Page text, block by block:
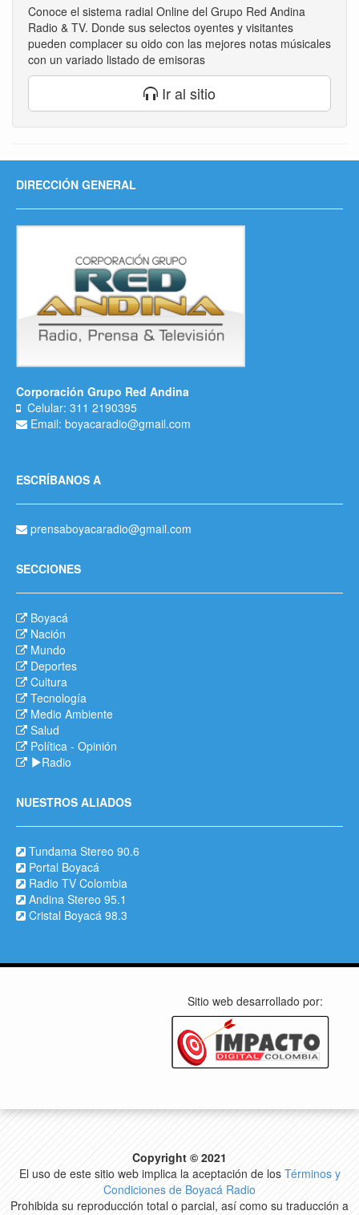
Conoce el sistema radial Online del Grupo Red Andina
Radio & TV. Donde sus selectos oyentes y visitantes
pueden complacer su oido con las mejores notas músicales
con un variado listado de emisoras
Ir al sitio
DIRECCIÓN GENERAL
Corporación Grupo Red Andina
Celular: 311 2190395
Email: boyacaradio@gmail.com
ESCRÍBANOS A
prensaboyacaradio@gmail.com
SECCIONES
Boyacá
Nación
Mundo
Deportes
Cultura
Tecnología
Medio Ambiente
Salud
Política - Opinión
Radio
NUESTROS ALIADOS
Tundama Stereo 90.6
Portal Boyacá
Radio TV Colombia
Andina Stereo 95.1
Cristal Boyacá 98.3
Sitio web desarrollado por:
Copyright © 2021
El uso de este sitio web implica la aceptación de los Términos y
Condiciones de Boyacá Radio
Prohibida su reproducción total o parcial, así como su traducción a